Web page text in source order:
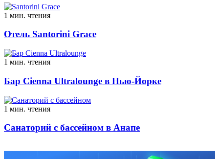
1 мин. чтения
Отель Santorini Grace
1 мин. чтения
Бар Cienna Ultralounge в Нью-Йорке
1 мин. чтения
Санаторий с бассейном в Анапе